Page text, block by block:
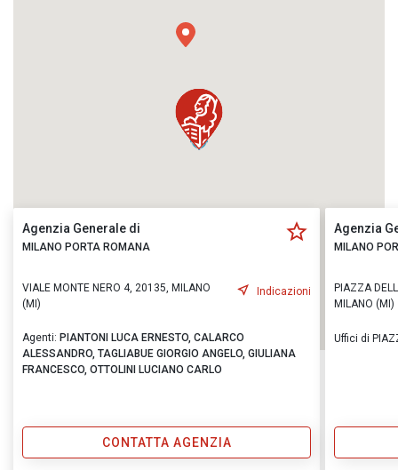
Agenzia Generale di
MILANO PORTA ROMANA
VIALE MONTE NERO 4, 20135, MILANO
(MI)
Indicazioni
Agenti: PIANTONI LUCA ERNESTO, CALARCO
ALESSANDRO, TAGLIABUE GIORGIO ANGELO, GIULIANA
FRANCESCO, OTTOLINI LUCIANO CARLO
CONTATTA AGENZIA
Agenzia
MILANO
PIAZZA
MILANO (MI)
Uffici di